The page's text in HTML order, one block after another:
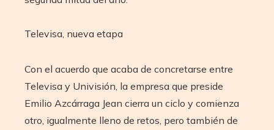
Televisa, nueva etapa
Con el acuerdo que acaba de concretarse entre
Televisa y Univisión, la empresa que preside
Emilio Azcárraga Jean cierra un ciclo y comienza
otro, igualmente lleno de retos, pero también de